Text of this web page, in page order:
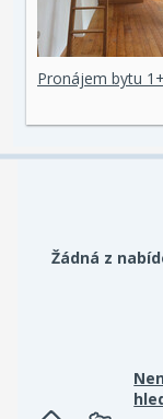
Pronájem bytu
Žádná z